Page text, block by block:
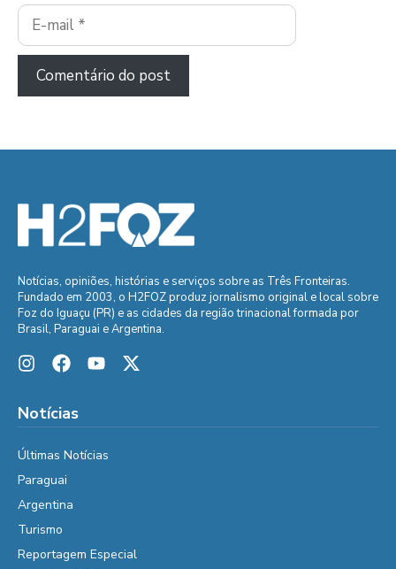
E-
mail
Notícias, opiniões, histórias e serviços sobre as Três Fronteiras.
Fundado em 2003, o H2FOZ produz jornalismo original e local sobre
Foz do Iguaçu (PR) e as cidades da região trinacional formada por
Brasil, Paraguai e Argentina.
Notícias
Últimas Notícias
Paraguai
Argentina
Turismo
Reportagem Especial